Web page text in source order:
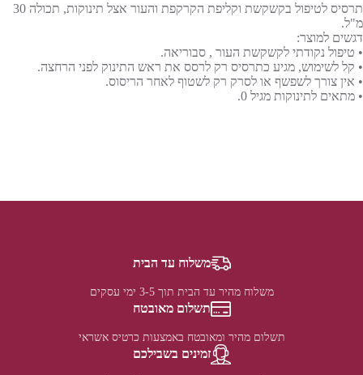
תרסיס לטיפול בקשקשת וקליפת הקרקפת והעור אצל תינוקות, תכולה 30
מ"ל.
דגשים למוצר:
• טיפול נקודתי לקשקשת העור , סבוריאה.
• קל לשימוש, מגיע כתרסיס רק לרסס את ראש התינוק לפני הרחצה.
• אין צורך לשפשף או לסרק רק לשטוף לאחר הריסוס.
• מתאים לתינוקות מגיל 0.
משלוח עד הבית
משלוח מהיר עד הבית תוך 3-5 ימי עסקים
תשלום מאובטח
תשלום מהיר ומאובטח באמצעות כרטיס אשראי
זמינים בשבילכם